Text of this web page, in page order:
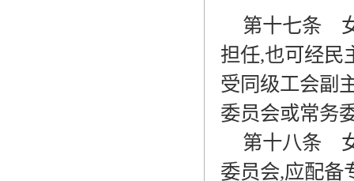
第十七条
担任,也可经民
受同级工会副
委员会或常务
第十八条
委员会,应配备